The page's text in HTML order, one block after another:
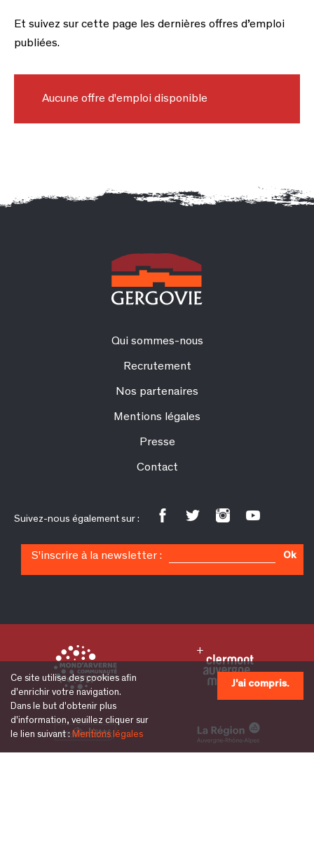
Ce site utilise des cookies afin
d'enrichir votre navigation.
Dans le but d'obtenir plus
d'information, veuillez cliquer sur
le lien suivant :Mentions légales
J'ai compris.
Et suivez sur cette page les dernières offres d’emploi
publiées.
Aucune offre d'emploi disponible
Qui sommes-nous
Recrutement
Nos partenaires
Mentions légales
Presse
Contact
Suivez-nous également sur :
S'inscrire à la newsletter : Ok